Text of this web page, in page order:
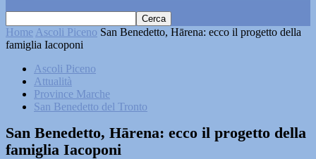
Home Ascoli Piceno San Benedetto, Hārena: ecco il progetto della
famiglia Iacoponi
Ascoli Piceno
Attualità
Province Marche
San Benedetto del Tronto
San Benedetto, Hārena: ecco il progetto della
famiglia Iacoponi